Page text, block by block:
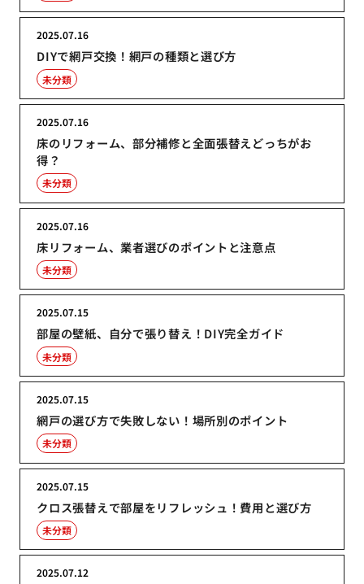
DIYで網戸交換！網戸の種類と選び方
2025.07.16
未分類
床のリフォーム、部分補修と全面張替えどっちがお
得？
2025.07.16
未分類
床リフォーム、業者選びのポイントと注意点
2025.07.16
未分類
部屋の壁紙、自分で張り替え！DIY完全ガイド
2025.07.15
未分類
網戸の選び方で失敗しない！場所別のポイント
2025.07.15
未分類
クロス張替えで部屋をリフレッシュ！費用と選び方
2025.07.15
未分類
2025.07.12